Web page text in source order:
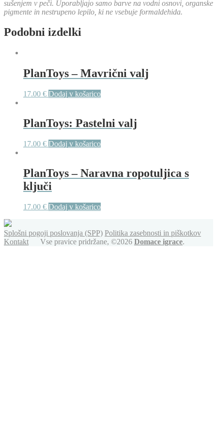
sušenjem v peči. Uporabljajo samo barve na vodni osnovi, organske
pigmente in nestrupeno lepilo, ki ne vsebuje formaldehida.
Podobni izdelki
PlanToys – Mavrični valj
17.00 € Dodaj v košarico
PlanToys: Pastelni valj
17.00 € Dodaj v košarico
PlanToys – Naravna ropotuljica s
ključi
17.00 € Dodaj v košarico
Splošni pogoji poslovanja (SPP) Politika zasebnosti in piškotkov
Kontakt Vse pravice pridržane, ©2026 Domace igrace.